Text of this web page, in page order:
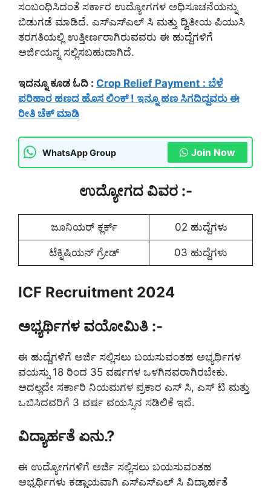
ಸಂಬಂಧಿಸಿದಂತೆ ಸರ್ಕಾರ ಉದ್ಯೋಗಗಳ ಅಧಿಸೂಚನೆಯನ್ನು
ಬಿಡುಗಡೆ ಮಾಡಿದೆ. ಎಸ್ಎಸ್ಎಲ್ ಸಿ ಮತ್ತು ದ್ವಿತೀಯ ಪಿಯುಸಿ
ತರಗತಿಯಲ್ಲಿ ಉತ್ತೀರ್ಣರಾಗಿರುವವರು ಈ ಹುದ್ದೆಗಳಿಗೆ
ಅರ್ಜಿಯನ್ನ ಸಲ್ಲಿಸಬಹುದಾಗಿದೆ.
ಇದನ್ನೂ ಕೂಡ ಓದಿ : Crop Relief Payment : ಬೆಳೆ
ಪರಿಹಾರ ಹಣದ ಹೊಸ ಲಿಂಕ್ ! ಇನ್ನೂ ಹಣ ಸಿಗದಿದ್ದವರು ಈ
ರೀತಿ ಚೆಕ್ ಮಾಡಿ
WhatsApp Group Join Now
ಉದ್ಯೋಗದ ವಿವರ :-
ಜೂನಿಯರ್ ಕ್ಲರ್ಕ್ 02 ಹುದ್ದೆಗಳು
ಟೆಕ್ನಿಷಿಯನ್ ಗ್ರೇಡ್ 03 ಹುದ್ದೆಗಳು
ICF Recruitment 2024
ಅಭ್ಯರ್ಥಿಗಳ ವಯೋಮಿತಿ :-
ಈ ಹುದ್ದೆಗಳಿಗೆ ಅರ್ಜಿ ಸಲ್ಲಿಸಲು ಬಯಸುವಂತಹ ಅಭ್ಯರ್ಥಿಗಳ
ವಯಸ್ಸು 18 ರಿಂದ 35 ವರ್ಷಗಳ ಒಳಗಿನವರಾಗಿರಬೇಕು.
ಅದಲ್ಲದೇ ಸರ್ಕಾರಿ ನಿಯಮಗಳ ಪ್ರಕಾರ ಎಸ್ ಸಿ, ಎಸ್ ಟಿ ಮತ್ತು
ಒಬಿಸಿದವರಿಗೆ 3 ವರ್ಷ ವಯಸ್ಸಿನ ಸಡಿಲಿಕೆ ಇದೆ.
ವಿದ್ಯಾರ್ಹತೆ ಏನು.?
ಈ ಉದ್ಯೋಗಗಳಿಗೆ ಅರ್ಜಿ ಸಲ್ಲಿಸಲು ಬಯಸುವಂತಹ
ಅಭ್ಯರ್ಥಿಗಳು ಕಡ್ಡಾಯವಾಗಿ ಎಸ್ಎಸ್ಎಲ್ ಸಿ ವಿದ್ಯಾರ್ಹತೆ